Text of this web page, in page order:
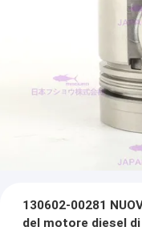
130602-00281
del motore diesel di